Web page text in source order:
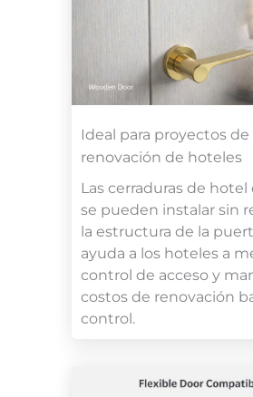
Ideal para proyectos de
renovación de hoteles
Las cerraduras de
se pueden instalar sin
la estructura de la
ayuda a los hoteles a
control de acceso y
costos de renovación
control.